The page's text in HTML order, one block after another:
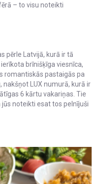
– to visu noteikti
pērle Latvijā, kurā ir tā
brīnišķīga viesnīca,
romantiskās pastaigās pa
LUX numurā, kurā ir
6 kārtu vakariņas. Tie
noteikti esat tos pelnījuši